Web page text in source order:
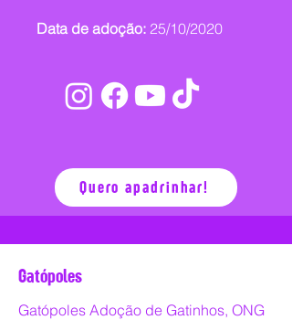
Data de adoção: 25/10/2020
Quero apadrinhar!
Gatópoles
Gatópoles Adoção de Gatinhos, ONG